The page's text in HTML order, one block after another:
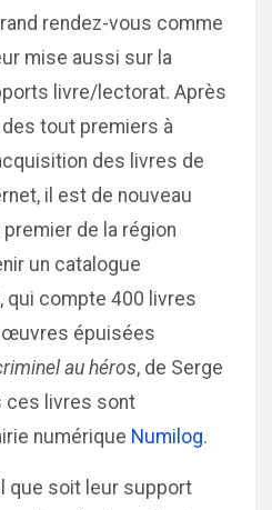
rendez-vous comme
mise aussi sur la
livre/lectorat. Après
des tout premiers à
des livres de
il est de nouveau
de la région
un catalogue
qui compte 400 livres
œuvres épuisées
au héros, de Serge
ces livres sont
numérique Numilog.
que soit leur support